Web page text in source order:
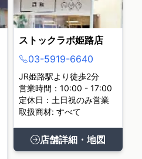
ストックラボ姫路店
03-5919-6640
JR姫路駅より徒歩2分
営業時間：10:00 - 17:00
定休日：土日祝のみ営業
取扱商材: すべて
店舗詳細・地図